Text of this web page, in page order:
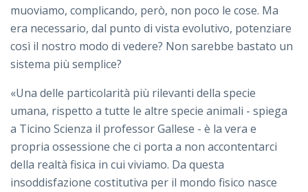
muoviamo, complicando, però, non poco le cose. Ma
era necessario, dal punto di vista evolutivo, potenziare
così il nostro modo di vedere? Non sarebbe bastato un
sistema più semplice?
«Una delle particolarità più rilevanti della specie
umana, rispetto a tutte le altre specie animali - spiega
a Ticino Scienza il professor Gallese - è la vera e
propria ossessione che ci porta a non accontentarci
della realtà fisica in cui viviamo. Da questa
insoddisfazione costitutiva per il mondo fisico nasce